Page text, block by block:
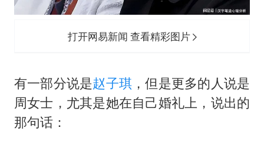
打开网易新闻 查看精彩图片
有一部分说是赵子琪 ，但是更多的人说是
周女士，尤其是她在自己婚礼上，说出的
那句话：